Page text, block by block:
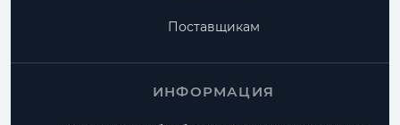
Поставщикам
ИНФОРМАЦИЯ